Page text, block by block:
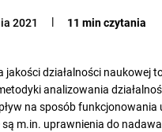
2021 11 min czytania
jakości działalności naukowej
analizowania
na sposób
m.in. uprawnienia do